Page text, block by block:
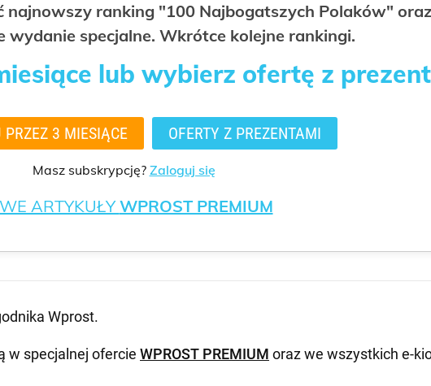
najnowszy ranking "100 Najbogatszych Polaków"
wydanie specjalne. Wkrótce kolejne rankingi.
lub wybierz ofertę z
PRZEZ 3 MIESIĄCE OFERTY Z PREZENTAMI
Masz subskrypcję? Zaloguj się
ARTYKUŁYWPROST PREMIUM
Wprost.
w specjalnej ofercie WPROST PREMIUM oraz we wszystkich e-